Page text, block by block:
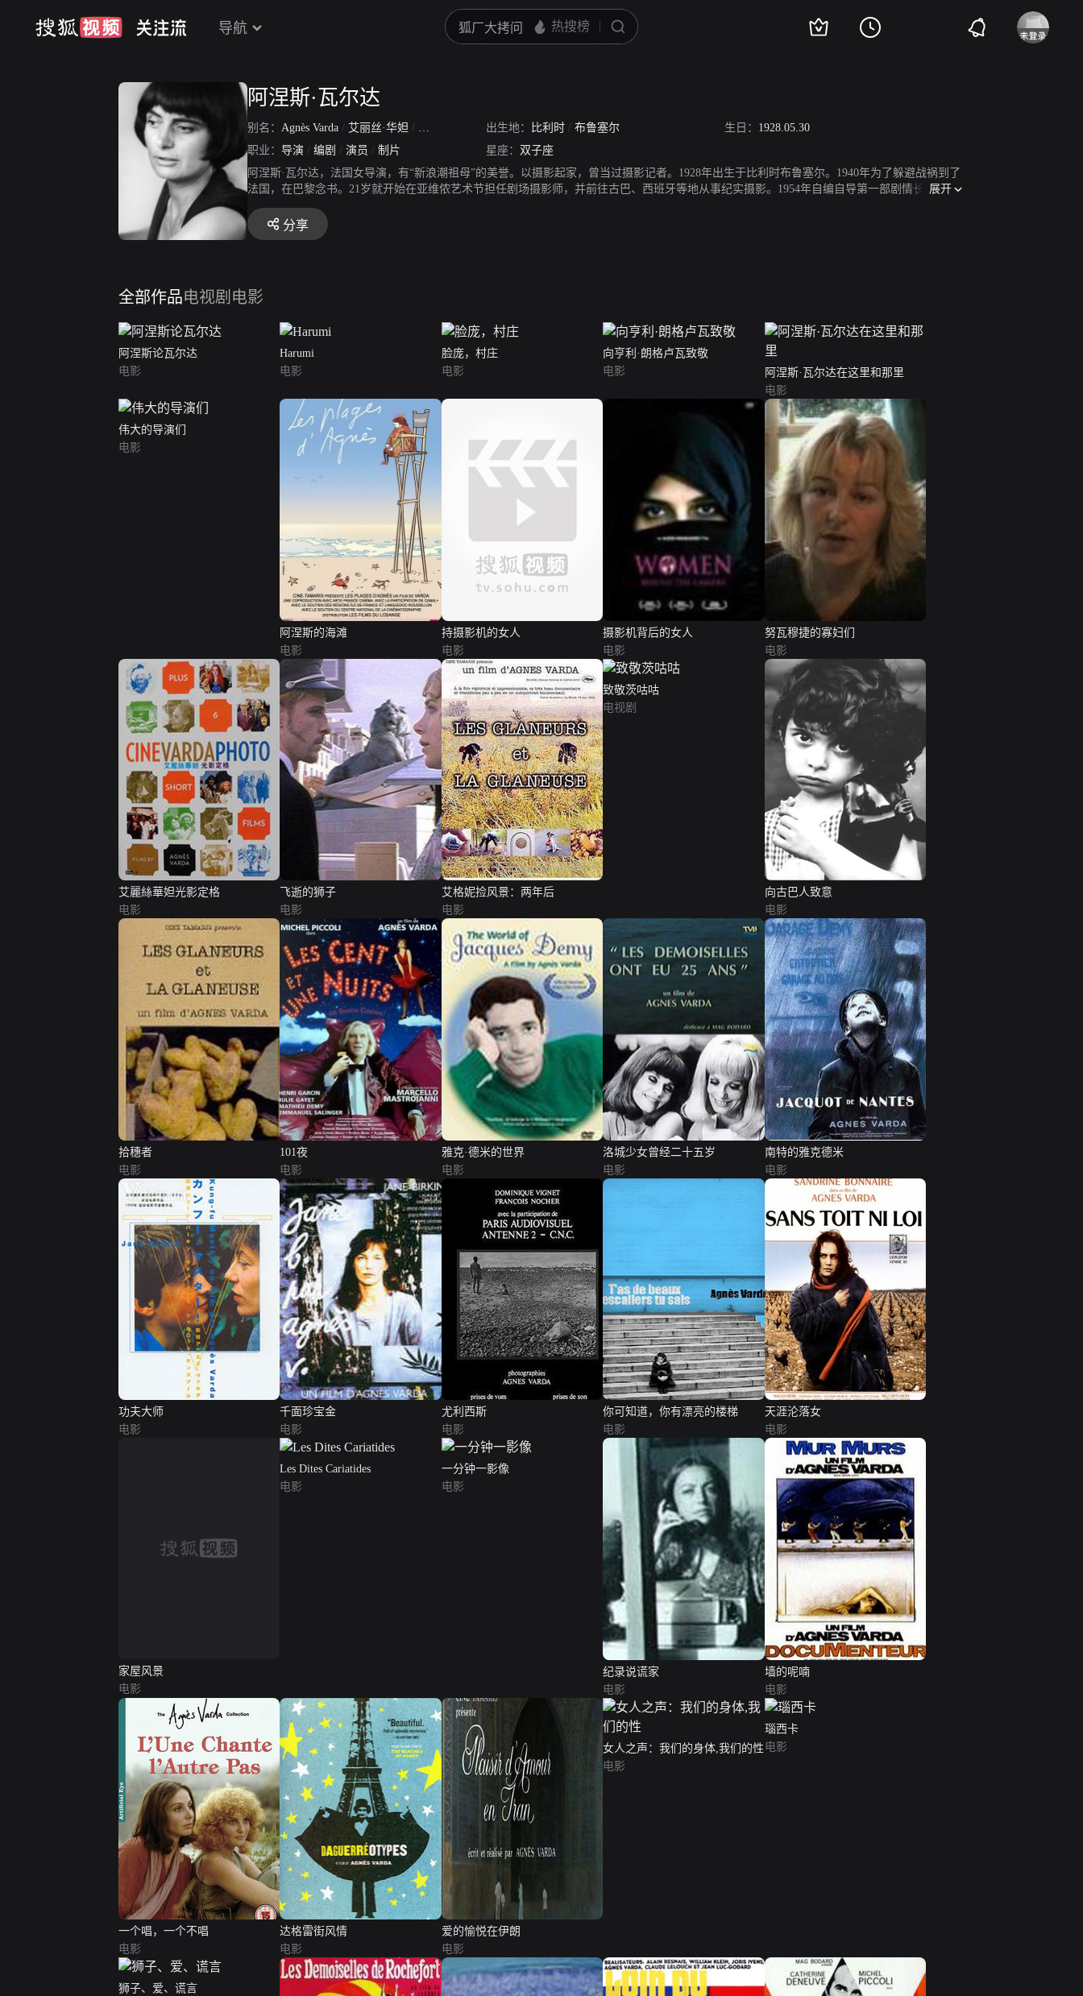
导航
阿涅斯·瓦尔达
别名： Agnès Varda / 艾丽丝·华妲 / 阿尼丝·华达 /安妮华达/Arlette Varda
出生地： 比利时 / 布鲁塞尔 生日： 1928.05.30
职业： 导演 / 编剧 / 演员 / 制片 星座： 双子座
阿涅斯·瓦尔达，法国女导演，有“新浪潮祖母”的美誉。以摄影起家，曾当过摄影记者。1928年出生于比利时布鲁塞尔。1940年为了躲避战祸到了
法国，在巴黎念书。21岁就开始在亚维侬艺术节担任剧场摄影师，并前往古巴、西班牙等地从事纪实摄影。1954年自编自导第一部剧情长片《短
角情事》，故事背景发生在瓦尔达生长的法国地中海小港塞特（Sete），由亚伦雷奈操刀剪接，独特的叙事结构及低成本的制片方式，被视为法
国新浪潮的先声。当时瓦尔达对电影了解得不多，对摄影器材也一知半解，但她对拍片的狂热和旺盛的创作力，却从一开始就令人惊艳。1961年
的《克莱欧的五到七》是瓦尔达最广为称道的作品，以一种几近真实的报导方式，追踪因为害怕罹患癌症而游走于巴黎街头的女主角，重新发现
上进行一系列同时具有柔和、潇洒、却又大胆等特质的探索。作品具有强烈的政治倾向和女权主义思想。代表作有《南特的雅各》、《我和拾穗
展开
分享
全部作品电视剧 电影
阿涅斯论瓦尔达
电影
Harumi
电影
脸庞，村庄
电影
向亨利·朗格卢瓦致敬
电影
阿涅斯·瓦尔达在这里和那里
电影
伟大的导演们
电影
阿涅斯的海滩
电影
持摄影机的女人
电影
摄影机背后的女人
电影
努瓦穆捷的寡妇们
电影
艾麗絲華妲光影定格
电影
飞逝的狮子
电影
艾格妮捡风景：两年后
电影
致敬茨咕咕
电视剧
向古巴人致意
电影
拾穗者
电影
101夜
电影
雅克·德米的世界
电影
洛城少女曾经二十五岁
电影
南特的雅克德米
电影
功夫大师
电影
千面珍宝金
电影
尤利西斯
电影
你可知道，你有漂亮的楼梯
电影
天涯沦落女
电影
家屋风景
电影
Les Dites Cariatides
电影
一分钟一影像
电影
纪录说谎家
电影
墙的呢喃
电影
一个唱，一个不唱
电影
达格雷街风情
电影
爱的愉悦在伊朗
电影
女人之声：我们的身体,我们的性
电影
瑙西卡
电影
狮子、爱、谎言